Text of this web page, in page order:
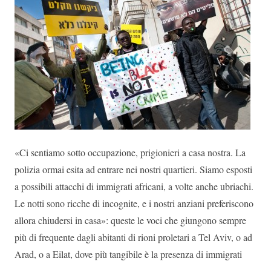
«Ci sentiamo sotto occupazione, prigionieri a casa nostra. La
polizia ormai esita ad entrare nei nostri quartieri. Siamo esposti
a possibili attacchi di immigrati africani, a volte anche ubriachi.
Le notti sono ricche di incognite, e i nostri anziani preferiscono
allora chiudersi in casa»: queste le voci che giungono sempre
più di frequente dagli abitanti di rioni proletari a Tel Aviv, o ad
Arad, o a Eilat, dove più tangibile è la presenza di immigrati